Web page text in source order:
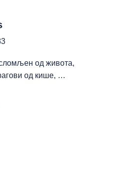
од живота,
од кише, …